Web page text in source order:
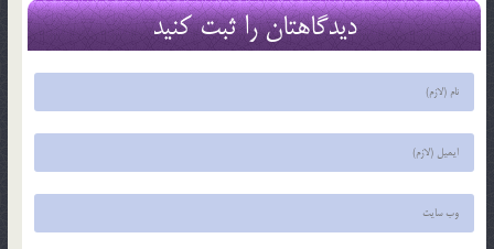
دیدگاهتان را ثبت کنید